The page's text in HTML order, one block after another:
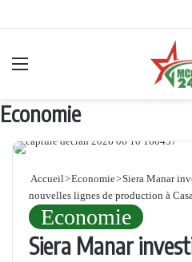
Economie
Accueil>Economie>Siera Manar
nouvelles lignes de production à
Economie
Siera Manar